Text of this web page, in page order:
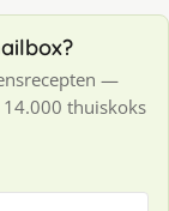
—
14.000 thuiskoks